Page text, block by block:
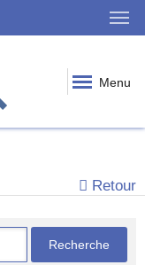
Menu
Retour